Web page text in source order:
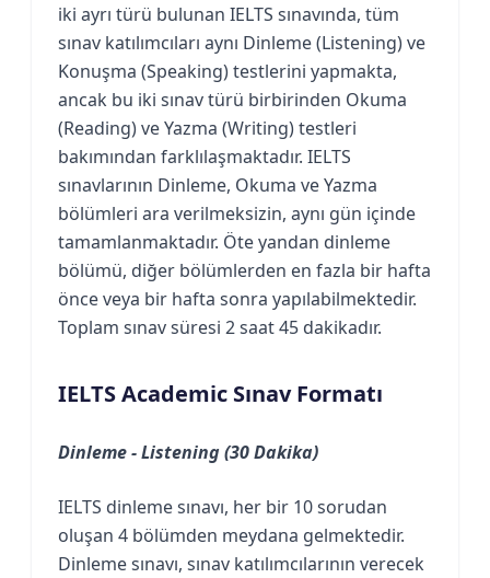
iki ayrı türü bulunan IELTS sınavında, tüm
sınav katılımcıları aynı Dinleme (Listening) ve
Konuşma (Speaking) testlerini yapmakta,
ancak bu iki sınav türü birbirinden Okuma
(Reading) ve Yazma (Writing) testleri
bakımından farklılaşmaktadır. IELTS
sınavlarının Dinleme, Okuma ve Yazma
bölümleri ara verilmeksizin, aynı gün içinde
tamamlanmaktadır. Öte yandan dinleme
bölümü, diğer bölümlerden en fazla bir hafta
önce veya bir hafta sonra yapılabilmektedir.
Toplam sınav süresi 2 saat 45 dakikadır.
IELTS Academic Sınav Formatı
Dinleme - Listening (30 Dakika)
IELTS dinleme sınavı, her bir 10 sorudan
oluşan 4 bölümden meydana gelmektedir.
Dinleme sınavı, sınav katılımcılarının verecek